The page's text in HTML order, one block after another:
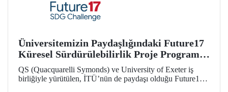
Üniversitemizin Paydaşlığındaki Future17
Küresel Sürdürülebilirlik Proje Programı,
Öğrencilerimizin Başvurularını Bekliyor
QS (Quacquarelli Symonds) ve University of Exeter iş
birliğiyle yürütülen, İTÜ’nün de paydaşı olduğu Future17